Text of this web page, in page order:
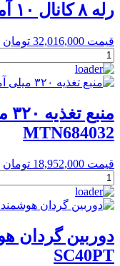
رله ۸ کانال ۱۰ آمپر اشنایدر کد MTN649208
قیمت 32,016,000 تومان
رله
۸
کانال
آمپر
اشنایدر
کد
عدد
MTN684032
قیمت 18,952,000 تومان
منبع
تغذیه
۳۲۰
اشنایدر
کد
دوربین گردان
SC40PT